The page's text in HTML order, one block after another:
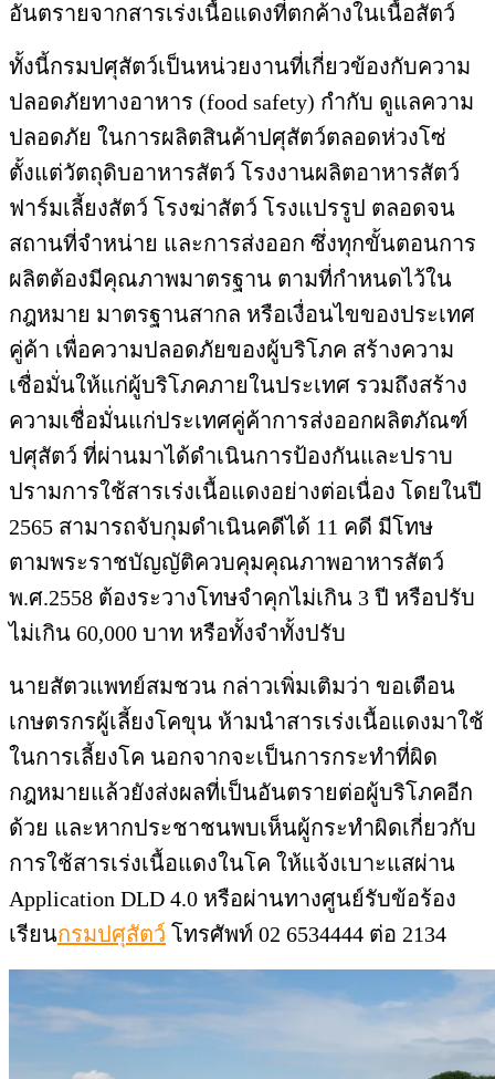
อันตรายจากสารเร่งเนื้อแดงที่ตกค้างในเนื้อสัตว์
ทั้งนี้กรมปศุสัตว์เป็นหน่วยงานที่เกี่ยวข้องกับความ
ปลอดภัยทางอาหาร (food safety) กำกับ ดูแลความ
ปลอดภัย ในการผลิตสินค้าปศุสัตว์ตลอดห่วงโซ่
ตั้งแต่วัตถุดิบอาหารสัตว์ โรงงานผลิตอาหารสัตว์
ฟาร์มเลี้ยงสัตว์ โรงฆ่าสัตว์ โรงแปรรูป ตลอดจน
สถานที่จำหน่าย และการส่งออก ซึ่งทุกขั้นตอนการ
ผลิตต้องมีคุณภาพมาตรฐาน ตามที่กำหนดไว้ใน
กฎหมาย มาตรฐานสากล หรือเงื่อนไขของประเทศ
คู่ค้า เพื่อความปลอดภัยของผู้บริโภค สร้างความ
เชื่อมั่นให้แก่ผู้บริโภคภายในประเทศ รวมถึงสร้าง
ความเชื่อมั่นแก่ประเทศคู่ค้าการส่งออกผลิตภัณฑ์
ปศุสัตว์ ที่ผ่านมาได้ดำเนินการป้องกันและปราบ
ปรามการใช้สารเร่งเนื้อแดงอย่างต่อเนื่อง โดยในปี
2565 สามารถจับกุมดำเนินคดีได้ 11 คดี มีโทษ
ตามพระราชบัญญัติควบคุมคุณภาพอาหารสัตว์
พ.ศ.2558 ต้องระวางโทษจำคุกไม่เกิน 3 ปี หรือปรับ
ไม่เกิน 60,000 บาท หรือทั้งจำทั้งปรับ
นายสัตวแพทย์สมชวน กล่าวเพิ่มเติมว่า ขอเตือน
เกษตรกรผู้เลี้ยงโคขุน ห้ามนำสารเร่งเนื้อแดงมาใช้
ในการเลี้ยงโค นอกจากจะเป็นการกระทำที่ผิด
กฎหมายแล้วยังส่งผลที่เป็นอันตรายต่อผู้บริโภคอีก
ด้วย และหากประชาชนพบเห็นผู้กระทำผิดเกี่ยวกับ
การใช้สารเร่งเนื้อแดงในโค ให้แจ้งเบาะแสผ่าน
Application DLD 4.0 หรือผ่านทางศูนย์รับข้อร้อง
เรียนกรมปศุสัตว์ โทรศัพท์ 02 6534444 ต่อ 2134